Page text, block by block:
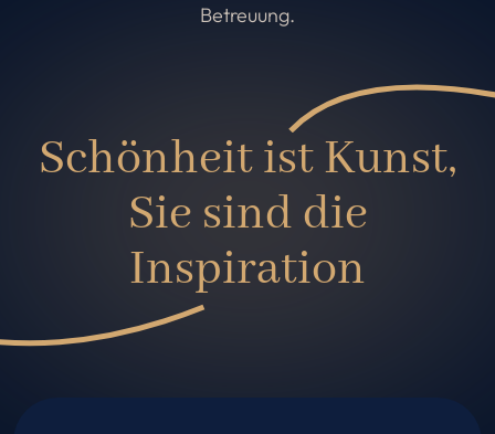
Betreuung.
Schönheit ist Kunst,
Sie sind die
Inspiration